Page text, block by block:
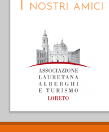
I nostri amici